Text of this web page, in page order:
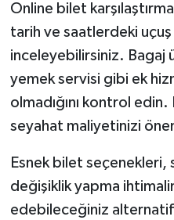
Online bilet
tarih ve saatlerdeki
inceleyebilirsiniz. Bagaj
yemek servisi gibi ek
olmadığını kontrol
seyahat maliyetinizi
Esnek bilet seçenekleri,
değişiklik yapma
edebileceğiniz